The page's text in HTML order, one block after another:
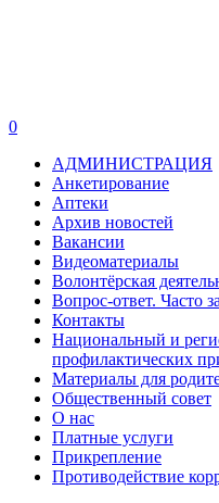
0
АДМИНИСТРАЦИЯ
Анкетирование
Аптеки
Архив новостей
Вакансии
Видеоматериалы
Волонтёрская
Вопрос-ответ. Часто
Контакты
Национальный и
профилактических
Материалы для
Общественный совет
О нас
Платные услуги
Прикрепление
Противодействие